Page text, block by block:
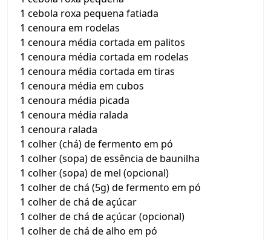
1 cebola roxa pequena fatiada
1 cenoura em rodelas
1 cenoura média cortada em palitos
1 cenoura média cortada em rodelas
1 cenoura média cortada em tiras
1 cenoura média em cubos
1 cenoura média picada
1 cenoura média ralada
1 cenoura ralada
1 colher (chá) de fermento em pó
1 colher (sopa) de essência de baunilha
1 colher (sopa) de mel (opcional)
1 colher de chá (5g) de fermento em pó
1 colher de chá de açúcar
1 colher de chá de açúcar (opcional)
1 colher de chá de alho em pó